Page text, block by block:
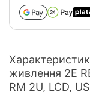
живлення 2E
RM 2U, LCD,